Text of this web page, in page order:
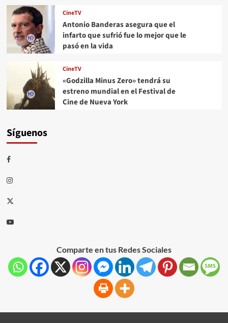
CineTV
Antonio Banderas asegura que el
infarto que sufrió fue lo mejor que le
pasó en la vida
CineTV
«Godzilla Minus Zero» tendrá su
estreno mundial en el Festival de
Cine de Nueva York
Síguenos
Comparte en tus Redes Sociales